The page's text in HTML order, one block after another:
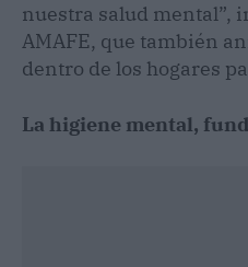
nuestra salud mental”,
AMAFE, que también
dentro de los hogares
La higiene mental,